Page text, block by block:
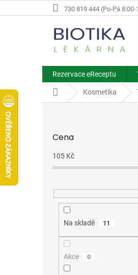
na
730 819 444 (Po-Pá 8:00-
Rezervace eReceptu
Domů Kosmetika
Cena
105 Kč
Na skladě 11
Akce 0